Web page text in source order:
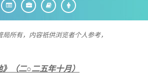
所有，内容祇供浏览者个人参考，
》（二○二五年十月）